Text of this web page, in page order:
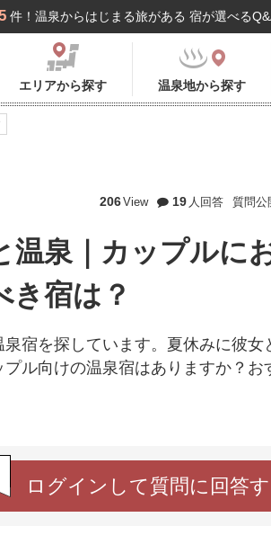
件！温泉からはじまる旅がある 宿が選べる
エリアから探す 温泉地から探す
206View 19 人回答 質問公
温泉｜カップルに
き宿は？
宿を探しています。夏休みに彼
ル向けの温泉宿はありますか？お
ログインして質問に回答